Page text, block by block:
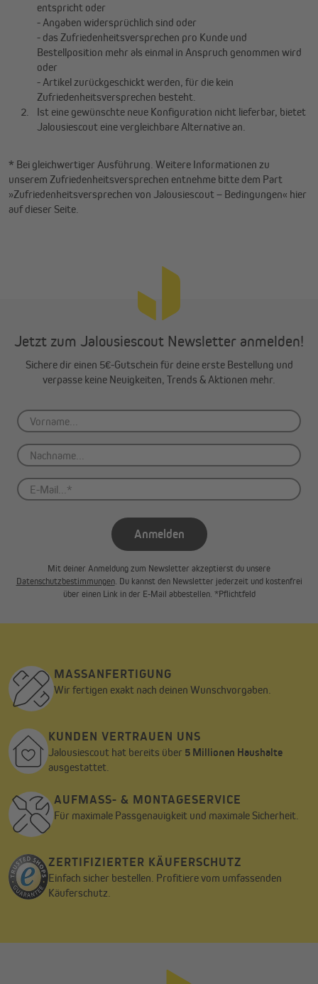
entspricht oder
- Angaben widersprüchlich sind oder
- das Zufriedenheitsversprechen pro Kunde und
Bestellposition mehr als einmal in Anspruch genommen wird
oder
- Artikel zurückgeschickt werden, für die kein
Zufriedenheitsversprechen besteht.
Ist eine gewünschte neue Konfiguration nicht lieferbar, bietet
Jalousiescout eine vergleichbare Alternative an.
* Bei gleichwertiger Ausführung. Weitere Informationen zu
unserem Zufriedenheitsversprechen entnehme bitte dem Part
»Zufriedenheitsversprechen von Jalousiescout – Bedingungen« hier
auf dieser Seite.
Jetzt zum Jalousiescout Newsletter anmelden!
Sichere dir einen 5€-Gutschein für deine erste Bestellung und
verpasse keine Neuigkeiten, Trends & Aktionen mehr.
Anmelden
Mit deiner Anmeldung zum Newsletter akzeptierst du unsere
Datenschutzbestimmungen. Du kannst den Newsletter jederzeit und kostenfrei
über einen Link in der E-Mail abbestellen. *Pflichtfeld
MASSANFERTIGUNG
Wir fertigen exakt nach deinen Wunschvorgaben.
KUNDEN VERTRAUEN UNS
Jalousiescout hat bereits über 5 Millionen Haushalte
ausgestattet.
AUFMASS- & MONTAGESERVICE
Für maximale Passgenauigkeit und maximale Sicherheit.
ZERTIFIZIERTER KÄUFERSCHUTZ
Einfach sicher bestellen. Profitiere vom umfassenden
Käuferschutz.